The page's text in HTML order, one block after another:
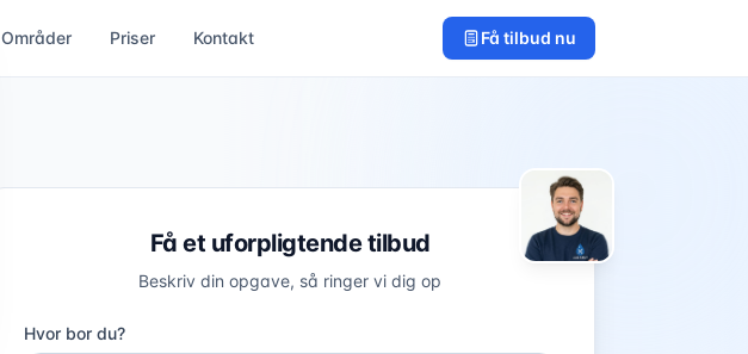
Områder Priser Kontakt Få tilbud nu
Få et uforpligtende tilbud
Beskriv din opgave, så ringer vi dig op
Hvor bor du?